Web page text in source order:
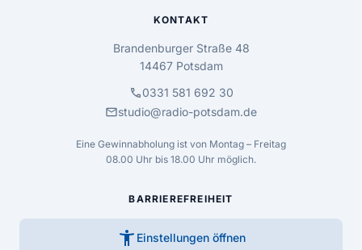
KONTAKT
Brandenburger Straße 48
14467 Potsdam
call0331 581 692 30
mailstudio@radio-potsdam.de
Eine Gewinnabholung ist von Montag – Freitag
08.00 Uhr bis 18.00 Uhr möglich.
BARRIEREFREIHEIT
accessibility_new Einstellungen öffnen